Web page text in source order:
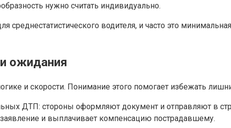
нужно считать индивидуально.
среднестатистического водителя, и часто это
ожидания
и скорости. Понимание этого помогает избежать
ДТП: стороны оформляют документ и отправляют в
и выплачивает компенсацию пострадавшему.